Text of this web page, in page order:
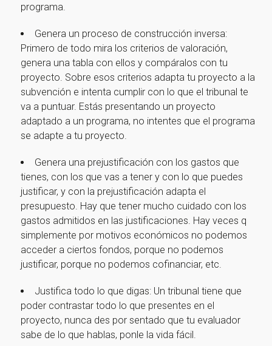
programa.
Genera un proceso de construcción inversa:
Primero de todo mira los criterios de valoración,
genera una tabla con ellos y compáralos con tu
proyecto. Sobre esos criterios adapta tu proyecto a la
subvención e intenta cumplir con lo que el tribunal te
va a puntuar. Estás presentando un proyecto
adaptado a un programa, no intentes que el programa
se adapte a tu proyecto.
Genera una prejustificación con los gastos que
tienes, con los que vas a tener y con lo que puedes
justificar, y con la prejustificación adapta el
presupuesto. Hay que tener mucho cuidado con los
gastos admitidos en las justificaciones. Hay veces q
simplemente por motivos económicos no podemos
acceder a ciertos fondos, porque no podemos
justificar, porque no podemos cofinanciar, etc.
Justifica todo lo que digas: Un tribunal tiene que
poder contrastar todo lo que presentes en el
proyecto, nunca des por sentado que tu evaluador
sabe de lo que hablas, ponle la vida fácil.